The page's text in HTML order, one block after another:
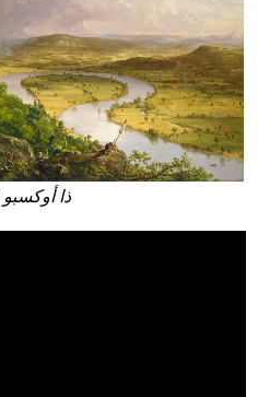
ذا أوكسبو